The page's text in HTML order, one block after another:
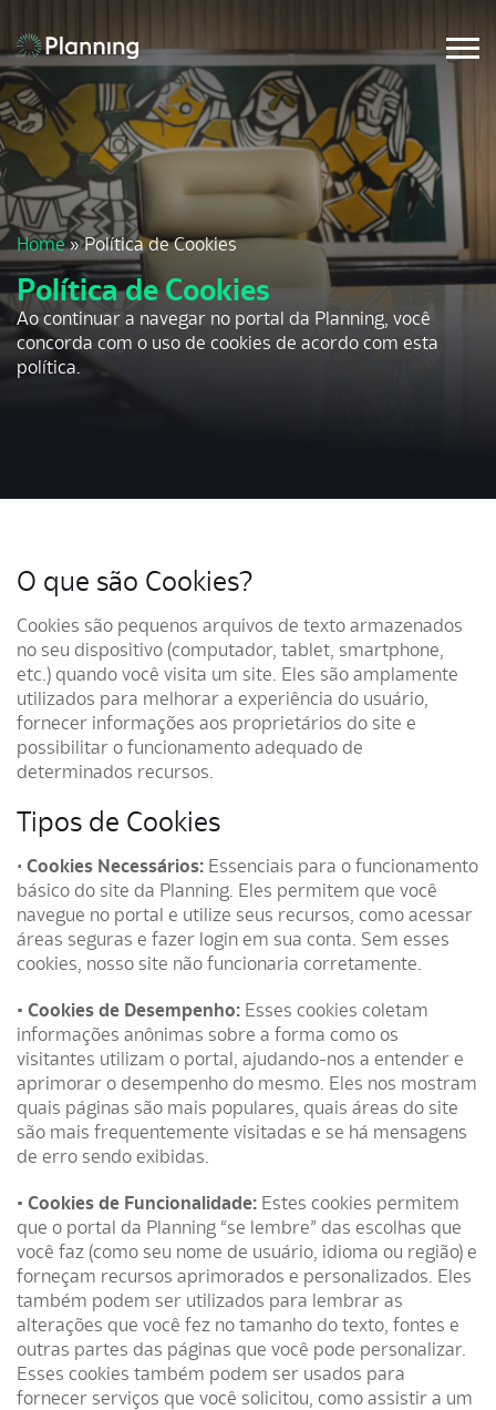
Home»Política de Cookies
Política de Cookies
Ao continuar a navegar no portal da Planning, você
concorda com o uso de cookies de acordo com esta
política.
O que são Cookies?
Cookies são pequenos arquivos de texto armazenados
no seu dispositivo (computador, tablet, smartphone,
etc.) quando você visita um site. Eles são amplamente
utilizados para melhorar a experiência do usuário,
fornecer informações aos proprietários do site e
possibilitar o funcionamento adequado de
determinados recursos.
Tipos de Cookies
• Cookies Necessários: Essenciais para o funcionamento
básico do site da Planning. Eles permitem que você
navegue no portal e utilize seus recursos, como acessar
áreas seguras e fazer login em sua conta. Sem esses
cookies, nosso site não funcionaria corretamente.
• Cookies de Desempenho: Esses cookies coletam
informações anônimas sobre a forma como os
visitantes utilizam o portal, ajudando-nos a entender e
aprimorar o desempenho do mesmo. Eles nos mostram
quais páginas são mais populares, quais áreas do site
são mais frequentemente visitadas e se há mensagens
de erro sendo exibidas.
• Cookies de Funcionalidade: Estes cookies permitem
que o portal da Planning “se lembre” das escolhas que
você faz (como seu nome de usuário, idioma ou região) e
forneçam recursos aprimorados e personalizados. Eles
também podem ser utilizados para lembrar as
alterações que você fez no tamanho do texto, fontes e
outras partes das páginas que você pode personalizar.
Esses cookies também podem ser usados para
fornecer serviços que você solicitou, como assistir a um